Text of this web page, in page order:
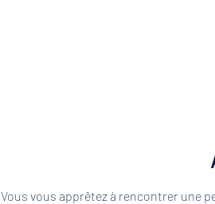
Vous vous apprêtez à rencontrer une